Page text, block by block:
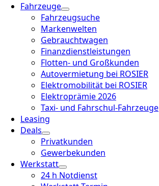
Fahrzeuge
Fahrzeugsuche
Markenwelten
Gebrauchtwagen
Finanzdienstleistungen
Flotten- und Großkunden
Autovermietung bei ROSIER
Elektromobilität bei ROSIER
Elektroprämie 2026
Taxi- und Fahrschul-Fahrzeuge
Leasing
Deals
Privatkunden
Gewerbekunden
Werkstatt
24 h Notdienst